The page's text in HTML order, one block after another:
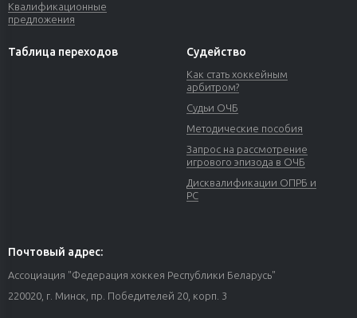
Квалификационные
предложения
Таблица переходов Судейство
Как стать хоккейным
арбитром?
Судьи ОЧБ
Методические пособия
Запрос на рассмотрение
игрового эпизода в ОЧБ
Дисквалификации ОПРБ и
РС
Почтовый адрес:
Ассоциация "Федерация хоккея Республики Беларусь"
220020, г. Минск, пр. Победителей 20, корп. 3